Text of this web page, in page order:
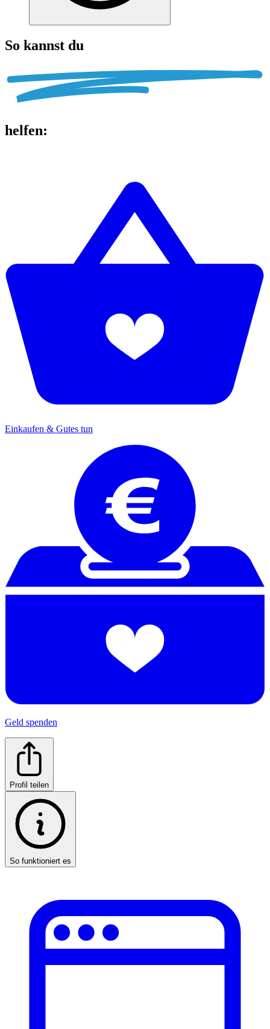
So kannst du
helfen:
Einkaufen & Gutes tun
Geld spenden
Profil teilen
So funktioniert es